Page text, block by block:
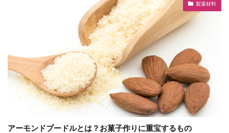
製菓材料
アーモンドプードルとは？お菓子作りに重宝するもの